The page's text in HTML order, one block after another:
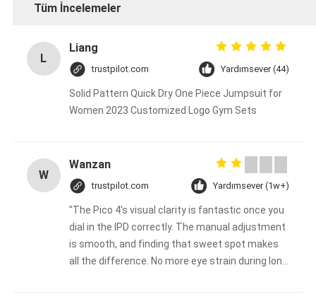
Tüm İncelemeler
L
Liang
trustpilot.com Yardımsever (44)
Solid Pattern Quick Dry One Piece Jumpsuit for
Women 2023 Customized Logo Gym Sets
W
Wanzan
trustpilot.com Yardımsever (1w+)
"The Pico 4's visual clarity is fantastic once you
dial in the IPD correctly. The manual adjustment
is smooth, and finding that sweet spot makes
all the difference. No more eye strain during long